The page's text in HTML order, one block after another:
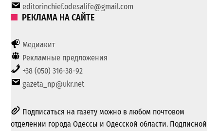
editorinchief.odesalife@gmail.com
РЕКЛАМА НА САЙТЕ
Медиакит
Рекламные предложения
+38 (050) 316-38-92
gazeta_np@ukr.net
Подписаться на газету можно в любом почтовом
отделении города Одессы и Одесской области. Подписной